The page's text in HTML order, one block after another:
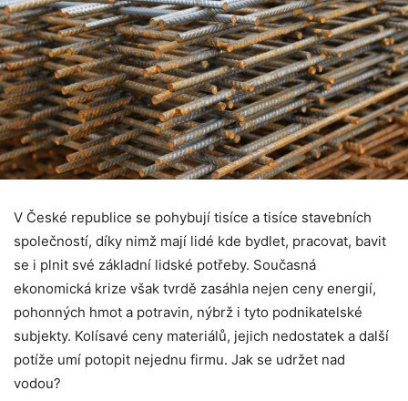
V České republice se pohybují tisíce a tisíce stavebních
společností, díky nimž mají lidé kde bydlet, pracovat, bavit
se i plnit své základní lidské potřeby. Současná
ekonomická krize však tvrdě zasáhla nejen ceny energií,
pohonných hmot a potravin, nýbrž i tyto podnikatelské
subjekty. Kolísavé ceny materiálů, jejich nedostatek a další
potíže umí potopit nejednu firmu. Jak se udržet nad
vodou?